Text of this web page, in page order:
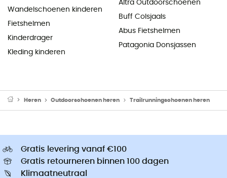
Wandelschoenen kinderen
Fietshelmen
Kinderdrager
Kleding kinderen
Altra Outdoorschoenen
Buff Colsjaals
Abus Fietshelmen
Patagonia Donsjassen
Heren Outdoorschoenen heren Trailrunningschoenen heren
Gratis levering vanaf €100
Gratis retourneren binnen 100 dagen
Klimaatneutraal